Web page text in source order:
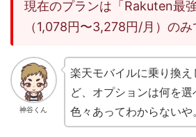
現在のプランは「Rakuten最強
（1,078円〜3,278円/月）のみ
神谷くん
楽天モバイルに乗り換
ど、オプションは何を選
色々あってわからないや。